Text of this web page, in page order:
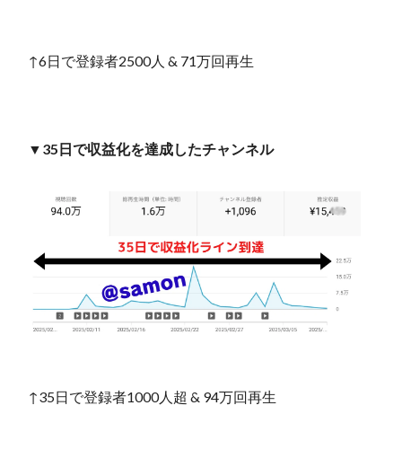
↑6日で登録者2500人 & 71万回再生
▼35日で収益化を達成したチャンネル
↑35日で登録者1000人超 & 94万回再生